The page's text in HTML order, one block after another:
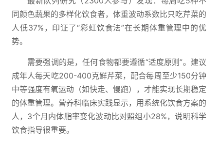
同颜色蔬果的多样化饮食者，体重波动系数比只吃芹菜的
人低37%，印证了“彩虹饮食法”在长期体重管理中的优
势。
需要强调的是，任何食物都要遵循“适度原则”。建议
成年人每天吃200-400克鲜芹菜，配合每周至少150分钟
中等强度有氧运动（如快走、慢跑），才能实现长期稳定
的体重管理。营养科临床实践显示，用系统化饮食方案的
人，3个月内体脂率变化波动比对照组小28%，说明科学
饮食指导很重要。